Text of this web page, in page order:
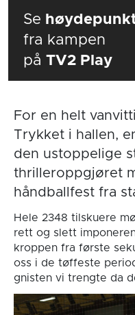
Se
fra kampen
på TV2 Play
For en helt
Trykket i hallen,
den ustoppelige
thrilleroppgjøret
håndballfest fra
Hele 2348 tilskuere
rett og slett
kroppen fra første
oss i de tøffeste
gnisten vi trengte da